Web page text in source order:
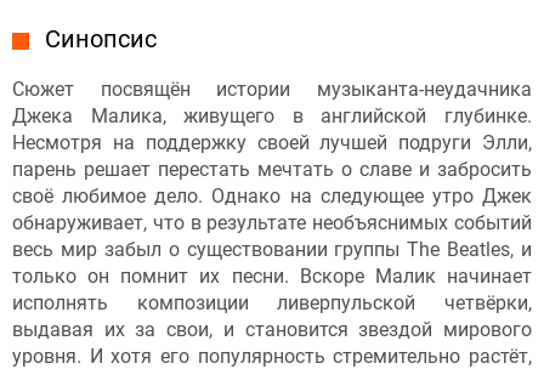
Синопсис
Сюжет посвящён истории музыканта-неудачника
Джека Малика, живущего в английской глубинке.
Несмотря на поддержку своей лучшей подруги Элли,
парень решает перестать мечтать о славе и забросить
своё любимое дело. Однако на следующее утро Джек
обнаруживает, что в результате необъяснимых событий
весь мир забыл о существовании группы The Beatles, и
только он помнит их песни. Вскоре Малик начинает
исполнять композиции ливерпульской четвёрки,
выдавая их за свои, и становится звездой мирового
уровня. И хотя его популярность стремительно растёт,